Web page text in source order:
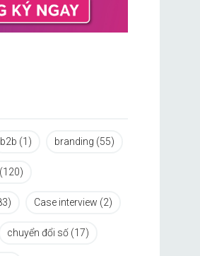
b2b (1) branding (55)
(120)
Case interview (2)
chuyển đổi số (17)